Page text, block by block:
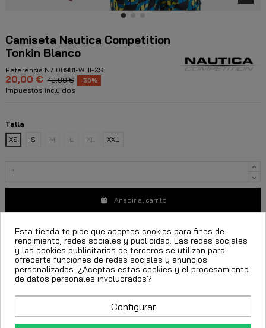
Camiseta Nautica Competition
Tonkin Blanco
Referencia N7I00981-WHI-XS
20,00 € 40,00 € -50%
Impuestos incluidos
Talla
XS
S M L XL XXL
Añadir al carrito
camiseta Tonkin
Esta tienda te pide que aceptes cookies para fines de
rendimiento, redes sociales y publicidad. Las redes sociales
y las cookies publicitarias de terceros se utilizan para
ofrecerte funciones de redes sociales y anuncios
personalizados. ¿Aceptas estas cookies y el procesamiento
de datos personales involucrados?
Configurar